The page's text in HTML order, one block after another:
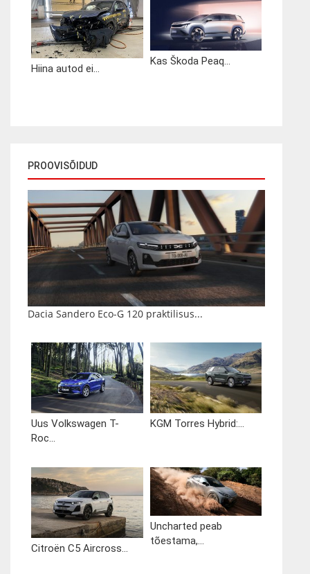
Hiina autod ei...
Kas Škoda Peaq...
PROOVISÕIDUD
Dacia Sandero Eco-G 120 praktilisus...
Uus Volkswagen T-
Roc...
KGM Torres Hybrid:...
Citroën C5 Aircross...
Uncharted peab
tõestama,...